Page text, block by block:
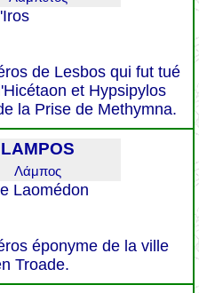
de Lesbos qui fut tué
et Hypsipylos
la Prise de Methymna.
LAMPOS
Λάμπος
Laomédon
éponyme de la ville
Troade.